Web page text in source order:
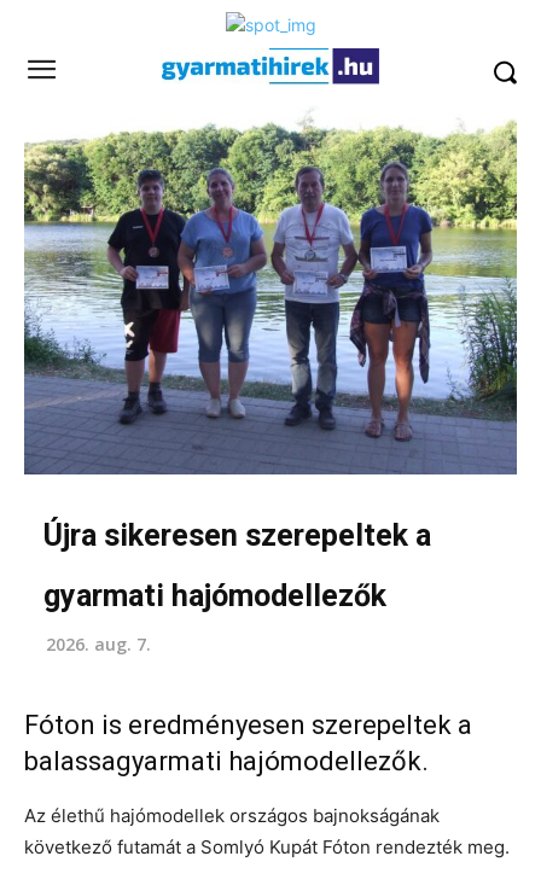
Újra sikeresen szerepeltek a
gyarmati hajómodellezők
2026. aug. 7.
Fóton is eredményesen szerepeltek a
balassagyarmati hajómodellezők.
Az élethű hajómodellek országos bajnokságának
következő futamát a Somlyó Kupát Fóton rendezték meg.